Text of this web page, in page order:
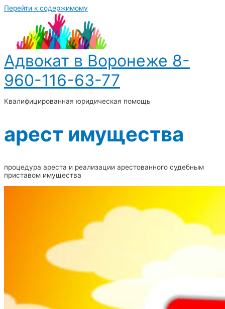
Перейти к содержимому
Адвокат в Воронеже 8-
960-116-63-77
Квалифицированная юридическая помощь
арест имущества
процедура ареста и реализации арестованного судебным
приставом имущества